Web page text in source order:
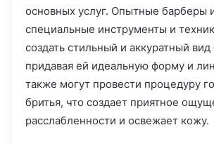
основных услуг. Опытные барберы
специальные инструменты и
создать стильный и аккуратный
придавая ей идеальную форму и
также могут провести процедуру
бритья, что создает приятное
расслабленности и освежает кожу.